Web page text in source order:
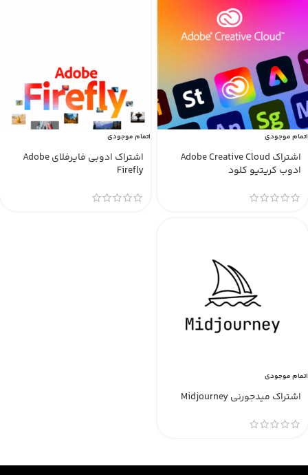
اتمام موجودی
اشتراک Adobe Creative Cloud
ادوب کریتیو کلود
اتمام موجودی
اشتراک ادوبی فایرفلای Adobe
Firefly
اتمام موجودی
اشتراک میدجورنی Midjourney